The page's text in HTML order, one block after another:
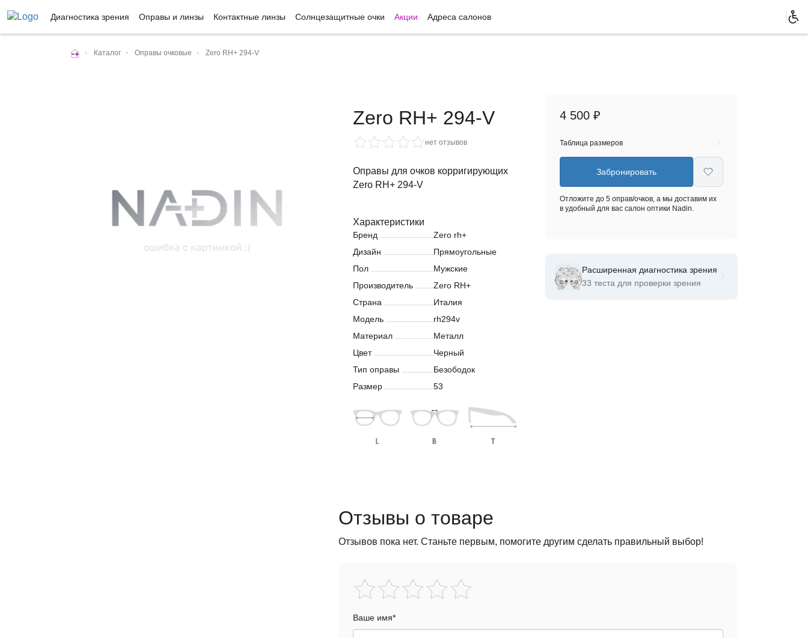
Диагностика зрения Оправы и линзы Контактные линзы Солнцезащитные очки Акции Адреса салонов
• Каталог • Оправы очковые • Zero RH+ 294-V
Zero RH+ 294-V
нет отзывов
Оправы для очков корригирующих
Zero RH+ 294-V
Характеристики
Бренд
Zero rh+
Дизайн
Прямоугольные
Пол
Мужские
Производитель
Zero RH+
Страна
Италия
Модель
rh294v
Материал
Металл
Цвет
Черный
Тип оправы
Безободок
Размер
53
4 500 ₽
Таблица размеров
Забронировать
Отложите до 5 оправ/очков, а мы доставим их
в удобный для вас салон оптики Nadin.
Расширенная диагностика зрения
33 теста для проверки зрения
Отзывы о товаре
Отзывов пока нет. Станьте первым, помогите другим сделать правильный выбор!
Ваше имя*